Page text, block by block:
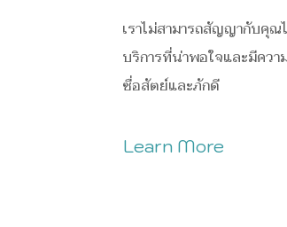
เราไม่สามารถสัญญากับคุณ
บริการที่น่าพอใจและมีคว
ซื่อสัตย์และภักดี
Learn More